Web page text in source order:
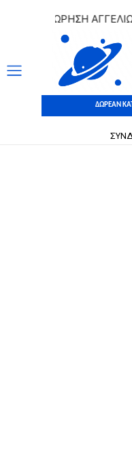
ΚΑΤΑΧΩΡΗΣΗ ΑΓΓΕΛΙΩΝ
ΔΩΡΕΑΝ